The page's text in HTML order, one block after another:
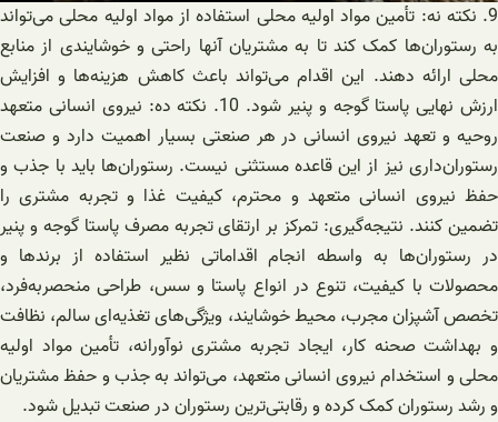
9. نکته نه: تأمین مواد اولیه محلی استفاده از مواد اولیه محلی می‌تواند
به رستوران‌ها کمک کند تا به مشتریان آنها راحتی و خوشایندی از منابع
محلی ارائه دهند. این اقدام می‌تواند باعث کاهش هزینه‌ها و افزایش
ارزش نهایی پاستا گوجه و پنیر شود. 10. نکته ده: نیروی انسانی متعهد
روحیه و تعهد نیروی انسانی در هر صنعتی بسیار اهمیت دارد و صنعت
رستوران‌داری نیز از این قاعده مستثنی نیست. رستوران‌ها باید با جذب و
حفظ نیروی انسانی متعهد و محترم، کیفیت غذا و تجربه مشتری را
تضمین کنند. نتیجه‌گیری: تمرکز بر ارتقای تجربه مصرف پاستا گوجه و پنیر
در رستوران‌ها به واسطه انجام اقداماتی نظیر استفاده از برندها و
محصولات با کیفیت، تنوع در انواع پاستا و سس، طراحی منحصر‌به‌فرد،
تخصص آشپزان مجرب، محیط خوشایند، ویژگی‌های تغذیه‌ای سالم، نظافت
و بهداشت صحنه کار، ایجاد تجربه مشتری نوآورانه، تأمین مواد اولیه
محلی و استخدام نیروی انسانی متعهد، می‌تواند به جذب و حفظ مشتریان
و رشد رستوران کمک کرده و رقابتی‌ترین رستوران در صنعت تبدیل شود.